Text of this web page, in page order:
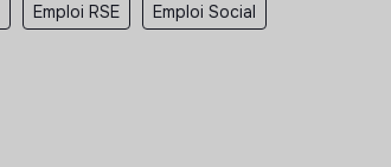
Emploi RSE Emploi Social